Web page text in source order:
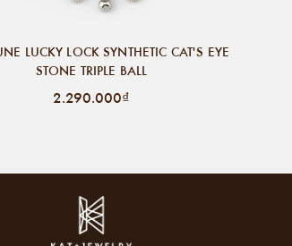
LUCKY LOCK SYNTHETIC CAT'S EYE
STONE TRIPLE BALL
2.290.000₫